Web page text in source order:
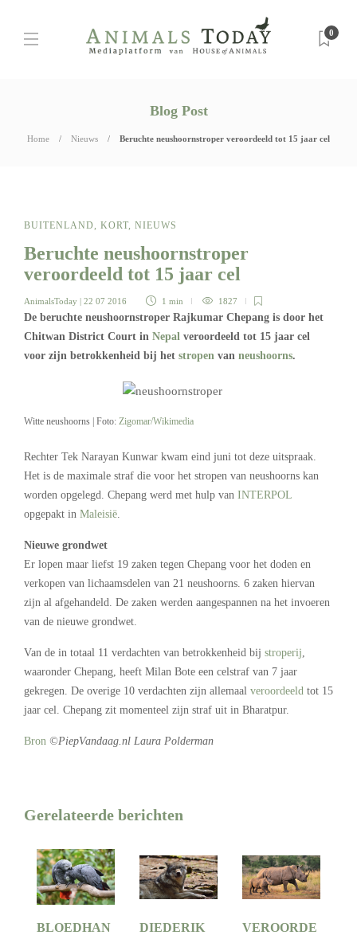
0
Blog Post
Home Nieuws Beruchte neushoornstroper veroordeeld tot 15 jaar cel
BUITENLAND, KORT, NIEUWS
Beruchte neushoornstroper
veroordeeld tot 15 jaar cel
AnimalsToday | 22 07 2016 1 min 1827
De beruchte neushoornstroper Rajkumar Chepang is door het
Chitwan District Court in Nepal veroordeeld tot 15 jaar cel
voor zijn betrokkenheid bij het stropen van neushoorns.
Witte neushoorns | Foto: Zigomar/Wikimedia
Rechter Tek Narayan Kunwar kwam eind juni tot deze uitspraak.
Het is de maximale straf die voor het stropen van neushoorns kan
worden opgelegd. Chepang werd met hulp van INTERPOL
opgepakt in Maleisië
Nieuwe grondwet
Er lopen maar liefst 19 zaken tegen Chepang voor het doden en
verkopen van lichaamsdelen van 21 neushoorns. 6 zaken hiervan
zijn al afgehandeld. De zaken werden aangespannen na het invoeren
van de nieuwe grondwet.
Van de in totaal 11 verdachten van betrokkenheid bij stroperij
waaronder Chepang, heeft Milan Bote een celstraf van 7 jaar
gekregen. De overige 10 verdachten zijn allemaal veroordeeld tot 15
jaar cel. Chepang zit momenteel zijn straf uit in Bharatpur.
Bron ©PiepVandaag.nl Laura Polderman
Gerelateerde berichten
BLOEDHAN
DIEDERIK
VEROORDE